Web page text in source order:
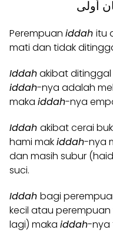
Perempuan iddah itu
mati dan tidak
Iddahakibat
iddah-nya adalah
maka iddah-nya
Iddah akibat cerai
hami makiddah-nya
dan masih subur
suci.
Iddah bagi
kecil atau
lagi) maka iddah-nya